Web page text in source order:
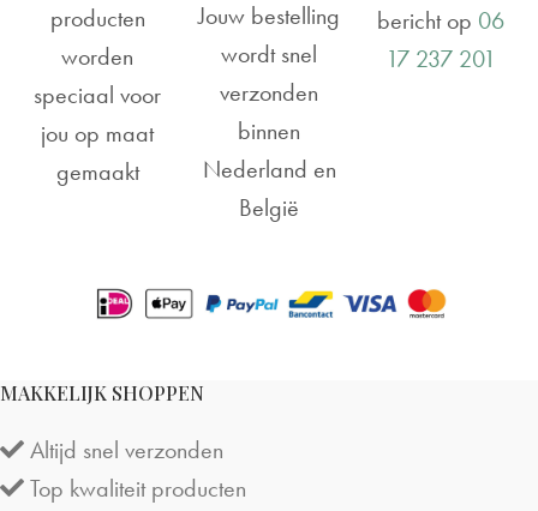
producten
worden
speciaal voor
jou op maat
gemaakt
Jouw bestelling
wordt snel
verzonden
binnen
Nederland en
België
bericht op 06
17 237 201
MAKKELIJK SHOPPEN
Altijd snel verzonden
Top kwaliteit producten